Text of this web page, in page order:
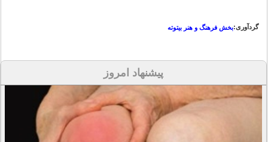
گردآوری:بخش فرهنگ و هنر بیتوته
پیشنهاد امروز